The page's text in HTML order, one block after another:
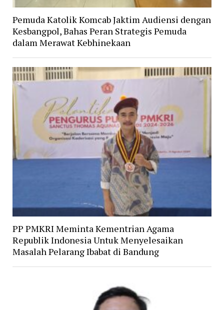
Pemuda Katolik Komcab Jaktim Audiensi dengan
Kesbangpol, Bahas Peran Strategis Pemuda
dalam Merawat Kebhinekaan
PP PMKRI Meminta Kementrian Agama
Republik Indonesia Untuk Menyelesaikan
Masalah Pelarang Ibabat di Bandung